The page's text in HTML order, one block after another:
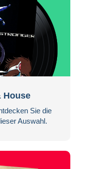
House
Sie die
Auswahl.